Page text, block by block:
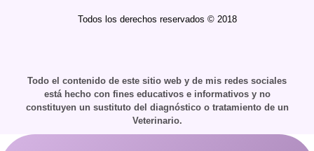
Todos los derechos reservados © 2018
Todo el contenido de este sitio web y de mis redes sociales
está hecho con fines educativos e informativos y no
constituyen un sustituto del diagnóstico o tratamiento de un
Veterinario.